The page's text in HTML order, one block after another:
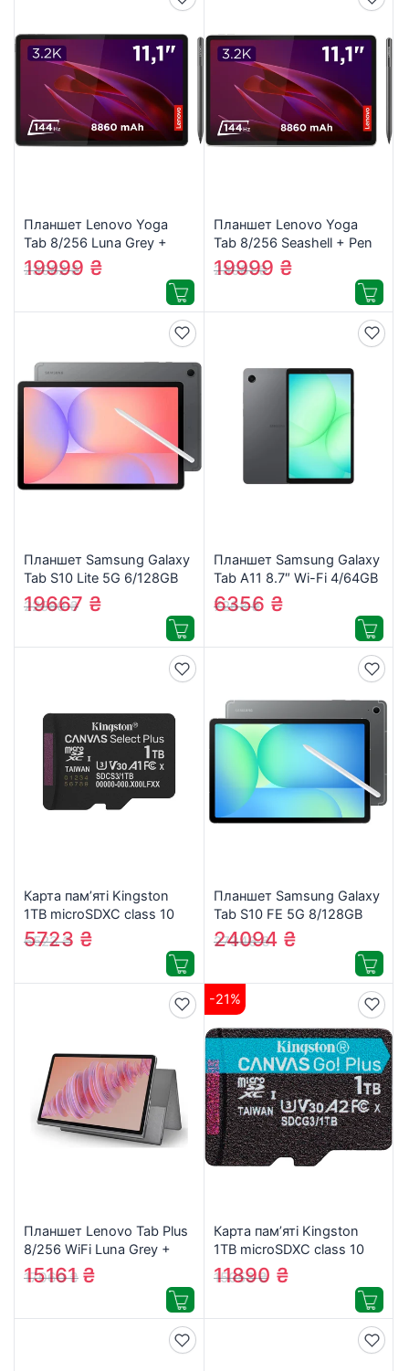
Планшет Lenovo Yoga
Tab 8/256 Luna Grey +
Pen (ZAG60200UA)
23082₴
19999 ₴
Планшет Lenovo Yoga
Tab 8/256 Seashell + Pen
(ZAG60135UA)
23081₴
19999 ₴
Планшет Samsung Galaxy
Tab S10 Lite 5G 6/128GB
Gray (SM-X406BZAREUC)
22580₴
19667 ₴
Планшет Samsung Galaxy
Tab A11 8.7″ Wi-Fi 4/64GB
Gray (SM-X130NZAAEUC)
7268₴
6356 ₴
Карта пам’яті Kingston
1TB microSDXC class 10
UHS-I U3 V30 A1 Canvas
Select Plus (SDCS3/1TBSP)
6523₴
5723 ₴
Планшет Samsung Galaxy
Tab S10 FE 5G 8/128GB
Gray (SM-X526BZAREUC)
27346₴
24094 ₴
Планшет Lenovo Tab Plus
8/256 WiFi Luna Grey +
Case (ZADX0145UA)
17060₴
15161₴
-21%
Карта пам’яті Kingston
1TB microSDXC сlass 10
UHS-I U3 V30 A2 Canvas
Go Plus G4
15053₴
11890 ₴